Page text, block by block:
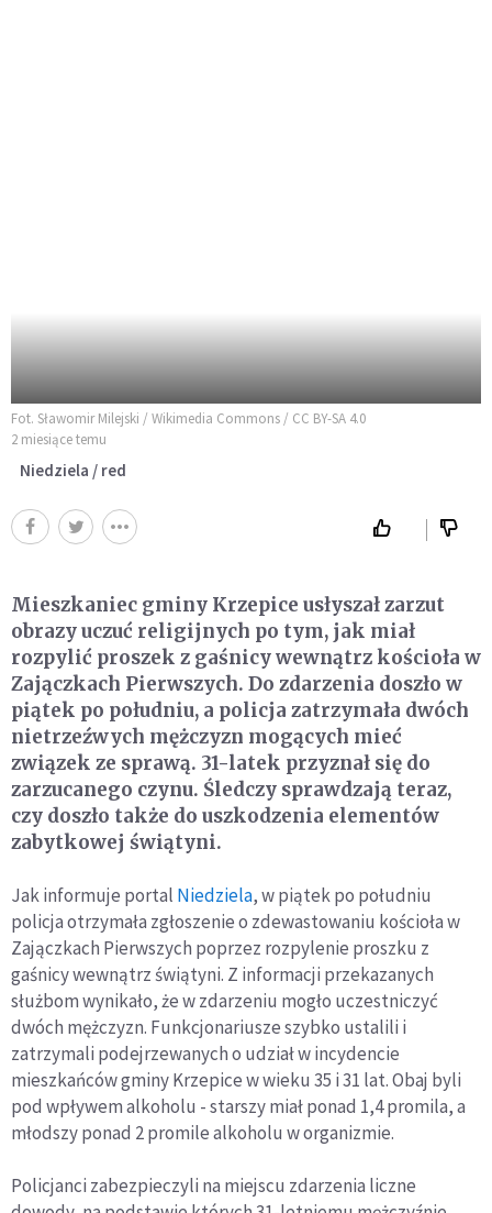
Fot. Sławomir Milejski / Wikimedia Commons / CC BY-SA 4.0
2 miesiące temu
Niedziela / red
Mieszkaniec gminy Krzepice usłyszał zarzut
obrazy uczuć religijnych po tym, jak miał
rozpylić proszek z gaśnicy wewnątrz kościoła w
Zajączkach Pierwszych. Do zdarzenia doszło w
piątek po południu, a policja zatrzymała dwóch
nietrzeźwych mężczyzn mogących mieć
związek ze sprawą. 31-latek przyznał się do
zarzucanego czynu. Śledczy sprawdzają teraz,
czy doszło także do uszkodzenia elementów
zabytkowej świątyni.
Jak informuje portal Niedziela, w piątek po południu
policja otrzymała zgłoszenie o zdewastowaniu kościoła w
Zajączkach Pierwszych poprzez rozpylenie proszku z
gaśnicy wewnątrz świątyni. Z informacji przekazanych
służbom wynikało, że w zdarzeniu mogło uczestniczyć
dwóch mężczyzn. Funkcjonariusze szybko ustalili i
zatrzymali podejrzewanych o udział w incydencie
mieszkańców gminy Krzepice w wieku 35 i 31 lat. Obaj byli
pod wpływem alkoholu - starszy miał ponad 1,4 promila, a
młodszy ponad 2 promile alkoholu w organizmie.
Policjanci zabezpieczyli na miejscu zdarzenia liczne